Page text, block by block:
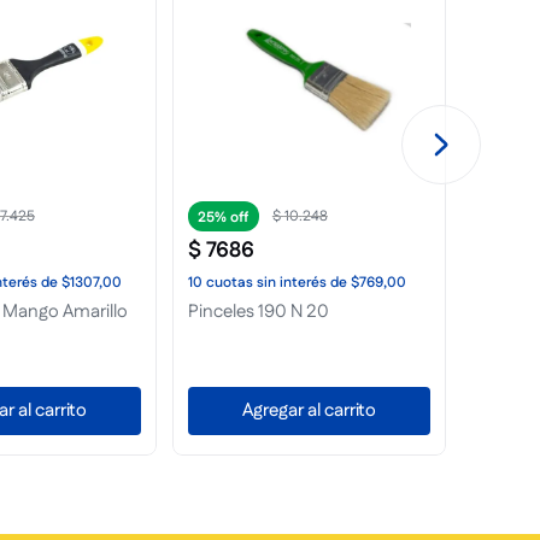
.425
de$1307,00
Mango Amarillo
al carrito
25% $10.248
$7686
10 cuotassin interésde$769,00
Pinceles 190 N 20
Agregar al carrito